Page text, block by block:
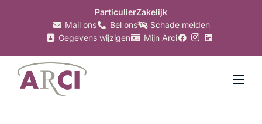
ParticulierZakelijk
Mail ons
Bel ons
Schade melden
Gegevens wijzigen
Mijn Arci
Verzekeringen